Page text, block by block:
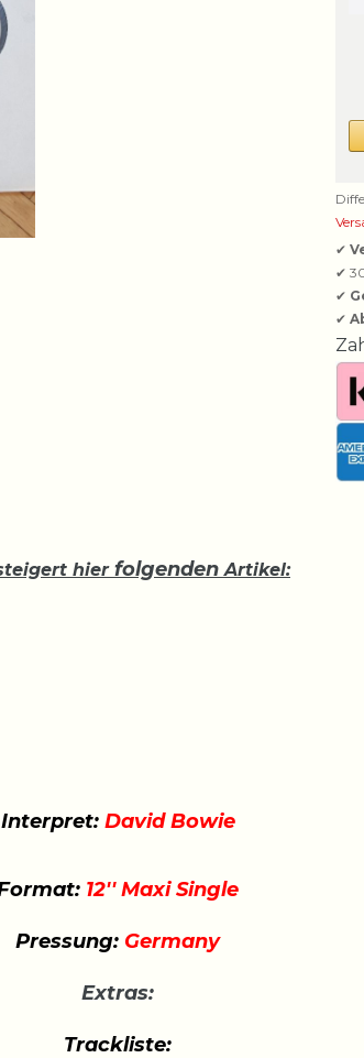
✔
✔
✔
✔
hier folgenden Artikel:
Interpret:David Bowie
12'' Maxi Single
Pressung: Germany
Extras:
Trackliste: